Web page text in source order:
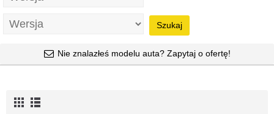
Szukaj
Nie znalazłeś modelu auta? Zapytaj o ofertę!